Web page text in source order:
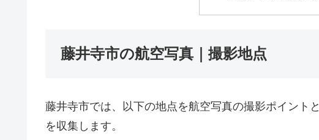
藤井寺市の航空写真｜撮影地点
藤井寺市では、以下の地点を航空写真の撮影ポイント
を収集します。